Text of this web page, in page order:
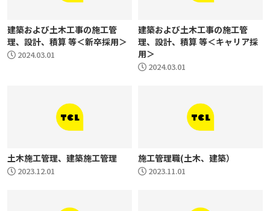
建築および土木工事の施工管
理、設計、積算 等＜新卒採用＞
2024.03.01
建築および土木工事の施工管
理、設計、積算 等＜キャリア採
用＞
2024.03.01
土木施工管理、建築施工管理
2023.12.01
施工管理職(土木、建築）
2023.11.01